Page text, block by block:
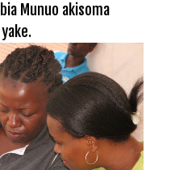
Munuo akisoma